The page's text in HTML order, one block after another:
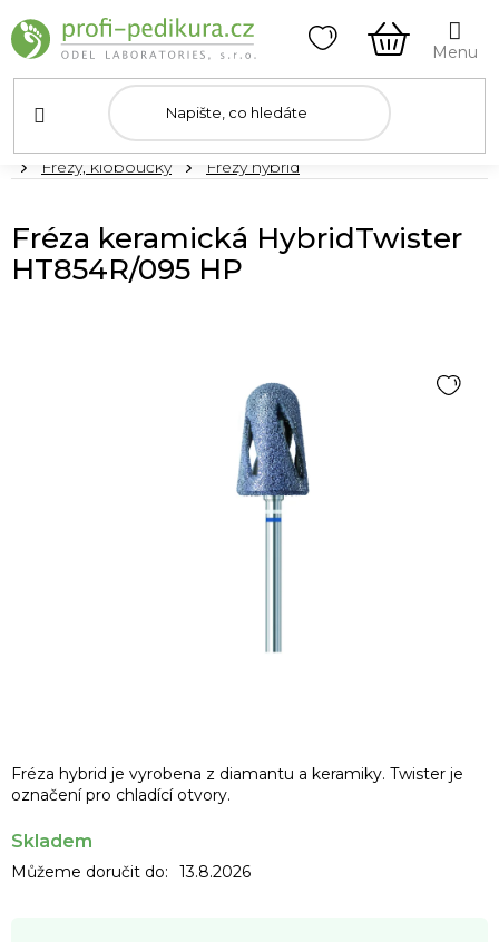
na
obsah
NÁKUPNÍ
KOŠÍK
DomůFrézy, kloboučky Frézy hybrid
Fréza hybrid je vyrobena z diamantu a keramiky. Twister je
označení pro chladící otvory.
Skladem
Můžeme doručit do: 13.8.2026
Fréza keramická HybridTwister
HT854R/095 HP